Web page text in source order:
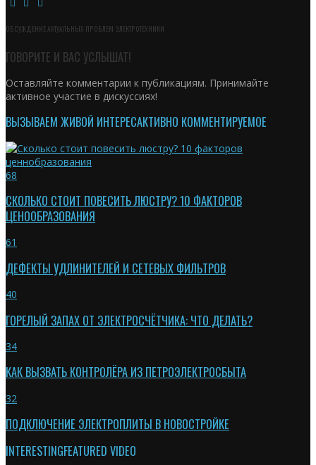
ОБСУЖДЕНИЕ АКТУАЛЬНЫХ ПРОБЛЕМ ЭЛЕКТРОТЕХНИКИ
ГОВОРИТЕ И ВАС УСЛЫШАТ!
Оставляйте комментарии к публикациям. Принимайте
активное участие в дискуссиях!
ВЫЗЫВАЕМ ЖИВОЙ ИНТЕРЕСАКТИВНО КОММЕНТИРУЕМОЕ
68
СКОЛЬКО СТОИТ ПОВЕСИТЬ ЛЮСТРУ? 10 ФАКТОРОВ
ЦЕНООБРАЗОВАНИЯ
61
ДЕФЕКТЫ УДЛИНИТЕЛЕЙ И СЕТЕВЫХ ФИЛЬТРОВ
40
ГОРЕЛЫЙ ЗАПАХ ОТ ЭЛЕКТРОСЧЁТЧИКА: ЧТО ДЕЛАТЬ?
34
КАК ВЫЗВАТЬ КОНТРОЛЁРА ИЗ ПЕТРОЭЛЕКТРОСБЫТА
32
ПОДКЛЮЧЕНИЕ ЭЛЕКТРОПЛИТЫ В НОВОСТРОЙКЕ
INTERESTINGFEATURED VIDEO